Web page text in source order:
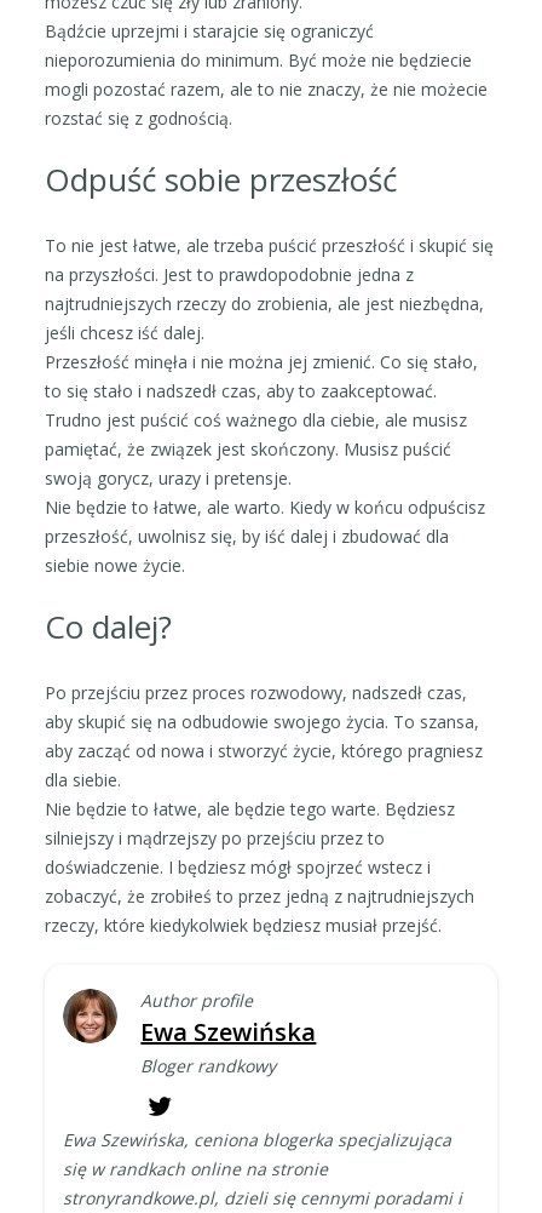
Bądźcie uprzejmi i starajcie się ograniczyć
nieporozumienia do minimum. Być może nie będziecie
mogli pozostać razem, ale to nie znaczy, że nie możecie
rozstać się z godnością.
Odpuść sobie przeszłość
To nie jest łatwe, ale trzeba puścić przeszłość i skupić się
na przyszłości. Jest to prawdopodobnie jedna z
najtrudniejszych rzeczy do zrobienia, ale jest niezbędna,
jeśli chcesz iść dalej.
Przeszłość minęła i nie można jej zmienić. Co się stało,
to się stało i nadszedł czas, aby to zaakceptować.
Trudno jest puścić coś ważnego dla ciebie, ale musisz
pamiętać, że związek jest skończony. Musisz puścić
swoją gorycz, urazy i pretensje.
Nie będzie to łatwe, ale warto. Kiedy w końcu odpuścisz
przeszłość, uwolnisz się, by iść dalej i zbudować dla
siebie nowe życie.
Co dalej?
Po przejściu przez proces rozwodowy, nadszedł czas,
aby skupić się na odbudowie swojego życia. To szansa,
aby zacząć od nowa i stworzyć życie, którego pragniesz
dla siebie.
Nie będzie to łatwe, ale będzie tego warte. Będziesz
silniejszy i mądrzejszy po przejściu przez to
doświadczenie. I będziesz mógł spojrzeć wstecz i
zobaczyć, że zrobiłeś to przez jedną z najtrudniejszych
rzeczy, które kiedykolwiek będziesz musiał przejść.
Author profile
Ewa Szewińska
Bloger randkowy
Ewa Szewińska, ceniona blogerka specjalizująca
się w randkach online na stronie
stronyrandkowe.pl, dzieli się cennymi poradami i